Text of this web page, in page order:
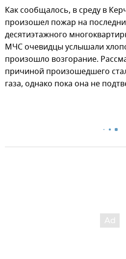
Как сообщалось, в среду в
произошел пожар на
десятиэтажного
МЧС очевидцы услышали
произошло возгорание.
причиной произошедшего
газа, однако пока она не